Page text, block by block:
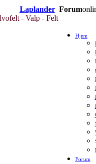
Laplander Forum
- Valp - Felt
Hjem
Forum